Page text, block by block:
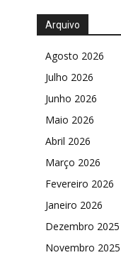
Arquivo
Agosto 2026
Julho 2026
Junho 2026
Maio 2026
Abril 2026
Março 2026
Fevereiro 2026
Janeiro 2026
Dezembro 2025
Novembro 2025